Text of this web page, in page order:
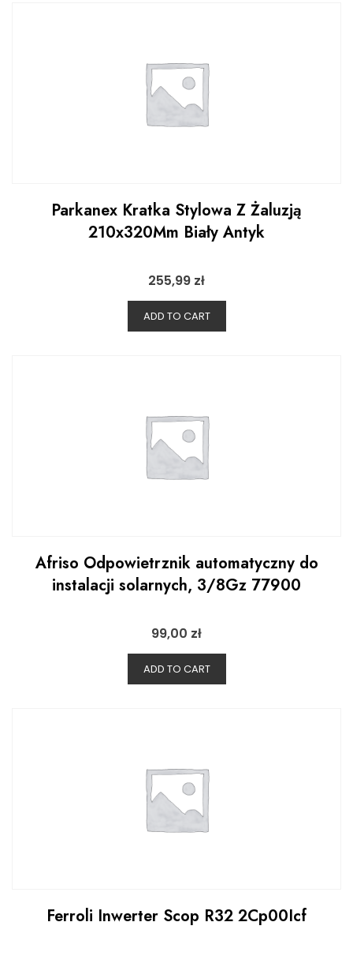
Parkanex Kratka Stylowa Z Żaluzją
210x320Mm Biały Antyk
255,99 zł
ADD TO CART
Afriso Odpowietrznik automatyczny do
instalacji solarnych, 3/8Gz 77900
99,00 zł
ADD TO CART
Ferroli Inwerter Scop R32 2Cp00Icf